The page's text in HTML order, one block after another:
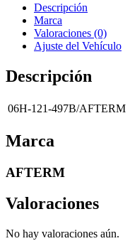
Descripción
Marca
Valoraciones (0)
Ajuste del Vehículo
Descripción
06H-121-497B/AFTERM
Marca
AFTERM
Valoraciones
No hay valoraciones aún.